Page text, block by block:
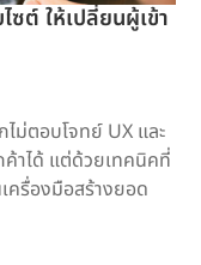
ต์ ให้เปลี่ยนผู้เข้า
ไม่ตอบโจทย์ UX และ
าได้ แต่ด้วยเทคนิคที่
ครื่องมือสร้างยอด